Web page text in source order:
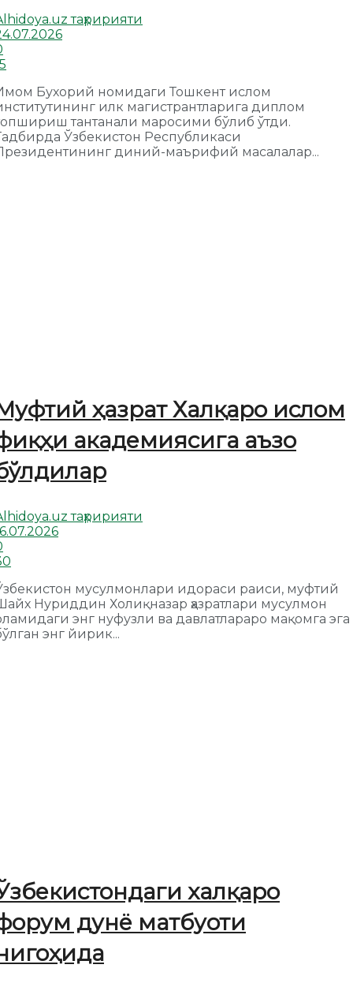
таҳририяти
Бухорий номидаги Тошкент ислом
илк магистрантларига диплом
тантанали маросими бўлиб ўтди.
Ўзбекистон Республикаси
диний-маърифий масалалар...
ҳазрат Халқаро ислом
академиясига аъзо
таҳририяти
мусулмонлари идораси раиси, муфтий
Нуриддин Холиқназар ҳазратлари мусулмон
энг нуфузли ва давлатлараро мақомга эга
энг йирик...
халқаро
дунё матбуоти